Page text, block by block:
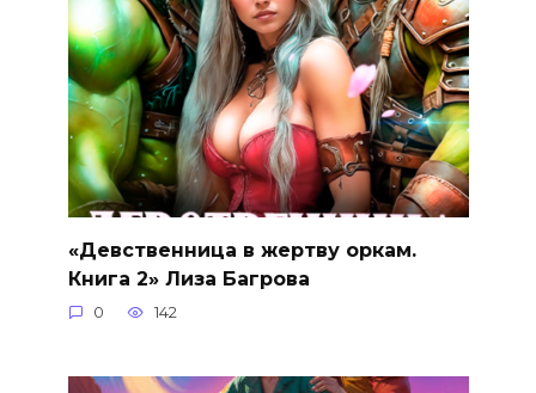
«Девственница в жертву оркам.
Книга 2» Лиза Багрова
0 142